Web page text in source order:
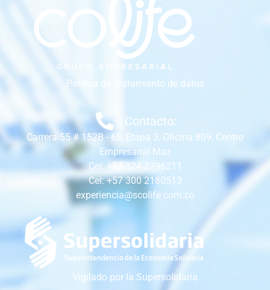
Política de Tratamiento de datos
Contacto:
Carrera 55 # 152B - 68, Etapa 3, Oficina 809, Centro
Empresarial Maz
Cel: +57 324 2796211
Cel: +57 300 2180513
experiencia@scolife.com.co
Vigilado por la Supersolidaria